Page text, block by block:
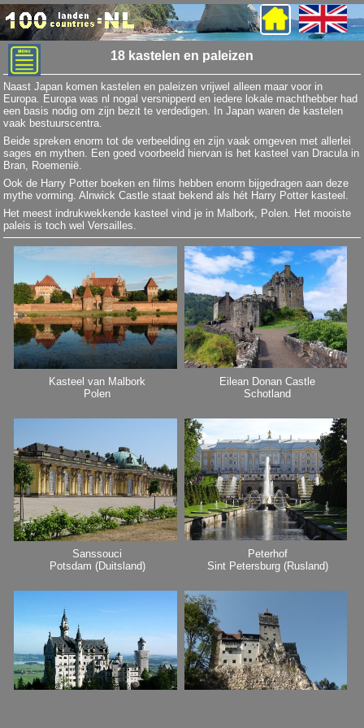
18 kastelen en paleizen
Naast Japan komen kastelen en paleizen vrijwel alleen maar voor in
Europa. Europa was nl nogal versnipperd en iedere lokale machthebber had
een basis nodig om zijn bezit te verdedigen. In Japan waren de kastelen
vaak bestuurscentra.
Beide spreken enorm tot de verbeelding en zijn vaak omgeven met allerlei
sages en mythen. Een goed voorbeeld hiervan is het kasteel van Dracula in
Bran, Roemenië.
Ook de Harry Potter boeken en films hebben enorm bijgedragen aan deze
mythe vorming. Alnwick Castle staat bekend als hét Harry Potter kasteel.
Het meest indrukwekkende kasteel vind je in Malbork, Polen. Het mooiste
paleis is toch wel Versailles.
Kasteel van Malbork
Polen
Eilean Donan Castle
Schotland
Sanssouci
Potsdam (Duitsland)
Peterhof
Sint Petersburg (Rusland)